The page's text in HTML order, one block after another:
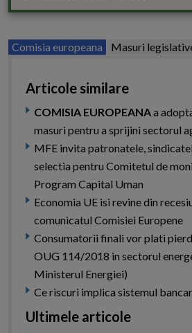
Comisia europeana Masuri
Articole similare
COMISIA EUROPEANAa
masuri pentru a sprijini sectorul
MFE invita patronatele,
selectia pentru Comitetul de
Program Capital Uman
Economia UE isi revine din
comunicatul Comisiei Europene
Consumatorii finali vor plati
OUG 114/2018 in sectorul
Ministerul Energiei)
Ce riscuri implica sistemul
Ultimele articole